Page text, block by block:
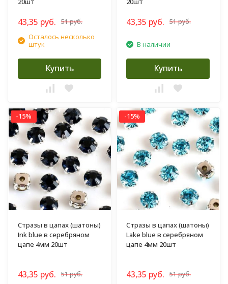
43,35 руб. 51 руб.
Осталось несколько
штук
Купить
43,35 руб. 51 руб.
В наличии
Купить
-15%
Стразы в цапах (шатоны)
Ink blue в серебряном
цапе 4мм 20шт
43,35 руб. 51 руб.
-15%
Стразы в цапах (шатоны)
Lake blue в серебряном
цапе 4мм 20шт
43,35 руб. 51 руб.